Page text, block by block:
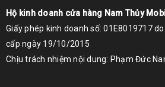
Hộ kinh doanh cửa hàng Nam Thủy
Giấy phép kinh doanh số: 01E8019717 do
cấp ngày 19/10/2015
Chịu trách nhiệm nội dung: Phạm Đức